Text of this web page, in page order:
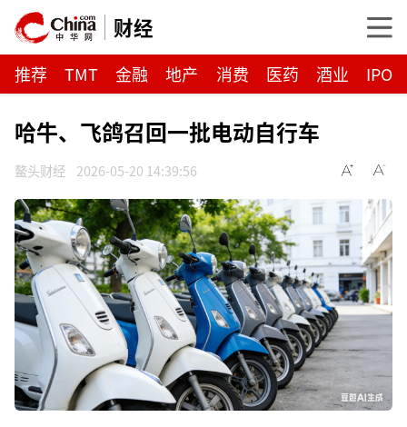
财经
推荐 TMT 金融 地产 消费 医药 酒业 IPO
哈牛、飞鸽召回一批电动自行车
鳌头财经 2026-05-20 14:39:56